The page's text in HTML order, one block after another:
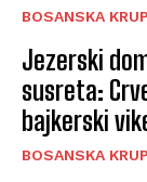
BOSANSKA
Jezerski
susreta:
bajkerski
BOSANSKA